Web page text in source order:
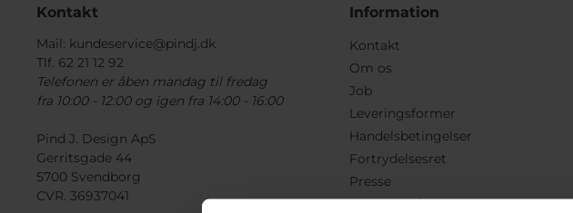
Kontakt
Mail: kundeservice@pindj.dk
Tlf. 62 21 12 92
Telefonen er åben mandag til fredag
fra 10:00 - 12:00 og igen fra 14:00 - 16:00
Pind J. Design ApS
Gerritsgade 44
5700 Svendborg
CVR. 36937041
Information
Kontakt
Om os
Job
Leveringsformer
Handelsbetingelser
Fortrydelsesret
Presse
Tilbudsvilkår